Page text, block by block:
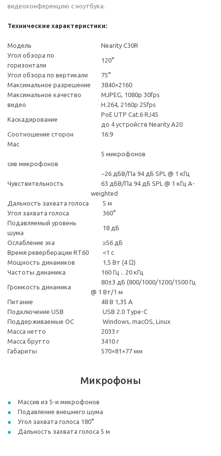
видеоконференцию с ноутбука.
Технические характеристики:
Модель
Nearity C30R
Угол обзора по
горизонтали
120°
Угол обзора по вертикали
75°
Максимальное разрешение 3840×2160
Максимальное качество
видео
MJPEG, 1080p 30fps
H.264, 2160p 25fps
Каскадирование
PoE UTP Cat.6 RJ45
до 4 устройств Nearity A20
Соотношение сторон
16:9
Мас
сив микрофонов
5 микрофонов
Чувствительность
−26 дБВ/Па 94 дБ SPL @ 1 кГц
63 дБВ/Па 94 дБ SPL @ 1 кГц A-
weighted
Дальность захвата голоса
5 м
Угол захвата голоса
360°
Подавляемый уровень
шума
18 дБ
Ослабление эха
≥56 дБ
Время реверберации RT60
<1 с
Мощность динамиков
1,5 Вт (4 Ω)
Частоты динамика
160 Гц .. 20 кГц
Громкость динамика
80±3 дБ (800/1000/1200/1500 Гц
@ 1 Вт/1 м
Питание
48 В 1,35 A
Подключение USB
USB 2.0 Type-C
Поддерживаемые ОС
Windows, macOS, Linux
Масса нетто
2033 г
Масса брутто
3410 г
Габариты
570×81×77 мм
Микрофоны
Массив из 5-и микрофонов
Подавление внешнего шума
Угол захвата голоса 180°
Дальность захвата голоса 5 м